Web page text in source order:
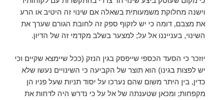
וישנה מחלוקת משמעותית בשאלה אם שינוי זה היטיב או הרע
את מצבם, דומה כי יש לזקוף ספק זה לחובת הגורם שערך את
השינוי, בענייננו אל על; למצער בשלב מקדמי זה של הדיון.
יוזכר כי הסעד הכספי שייפסק בגין הנזק (ככל שיימצא שקיים וכי
יש לפצות בגינו) הוא תוצר של הקביעה כי השינויים נעשו שלא
כדין, בין היתר משום שהם נערכו על יסוד תניות שעל פניו הן
מקפחות; ומכאן שטענתה של אל על כי נדרש היה לדחות את